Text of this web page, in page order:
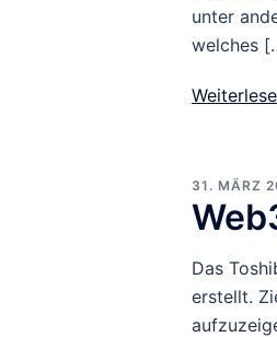
unter
welches
31. MÄRZ
Das
erstellt.